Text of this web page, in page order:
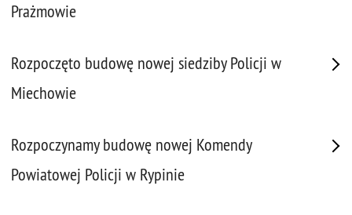
Prażmowie
Rozpoczęto budowę nowej siedziby Policji w
Miechowie
Rozpoczynamy budowę nowej Komendy
Powiatowej Policji w Rypinie